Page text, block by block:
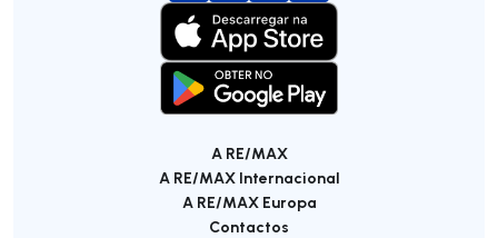
A RE/MAX
A RE/MAX Internacional
A RE/MAX Europa
Contactos